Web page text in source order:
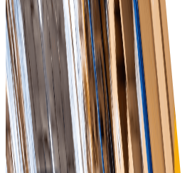
Упростите сложные задачи по
интуитивно понятной
профессионалов розничной
Аналитика в режиме реального